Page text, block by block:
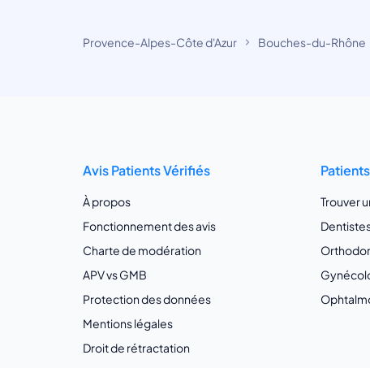
Provence-Alpes-Côte d'Azur Bouches-du-Rhône
Avis Patients Vérifiés
À propos
Fonctionnement des avis
Charte de modération
APV vs GMB
Protection des données
Mentions légales
Droit de rétractation
Patients
Trouver